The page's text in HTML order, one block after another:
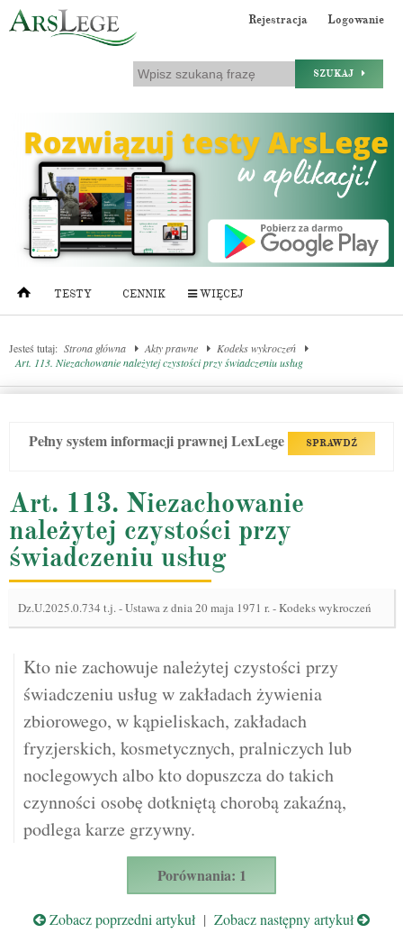
Rejestracja Logowanie
SZUKAJ
TESTY CENNIK WIĘCEJ
Jesteś tutaj: Strona główna Akty prawne
Kodeks wykroczeń
Art. 113. Niezachowanie należytej czystości przy świadczeniu usług
Pełny system informacji prawnej LexLege SPRAWDŹ
Art. 113. Niezachowanie
należytej czystości przy
świadczeniu usług
Dz.U.2025.0.734 t.j.-Ustawa z dnia 20 maja 1971 r. - Kodeks wykroczeń
Kto nie zachowuje należytej czystości przy
świadczeniu usług w zakładach żywienia
zbiorowego, w kąpieliskach, zakładach
fryzjerskich, kosmetycznych, pralniczych lub
noclegowych albo kto dopuszcza do takich
czynności osobę dotkniętą chorobą zakaźną,
podlega karze grzywny.
Porównania: 1
Zobacz poprzedni artykuł | Zobacz następny artykuł